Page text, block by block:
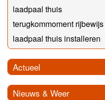
laadpaal thuis
terugkommoment rijbewijs
laadpaal thuis installeren
Actueel
Nieuws & Weer